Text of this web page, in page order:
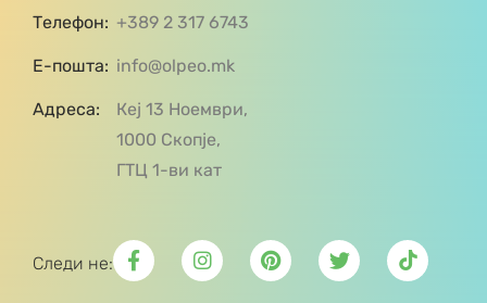
Телефон: +389 2 317 6743
Е-пошта: info@olpeo.mk
Адреса:
Кеј 13 Ноември,
1000 Скопје,
ГТЦ 1-ви кат
Следи не: